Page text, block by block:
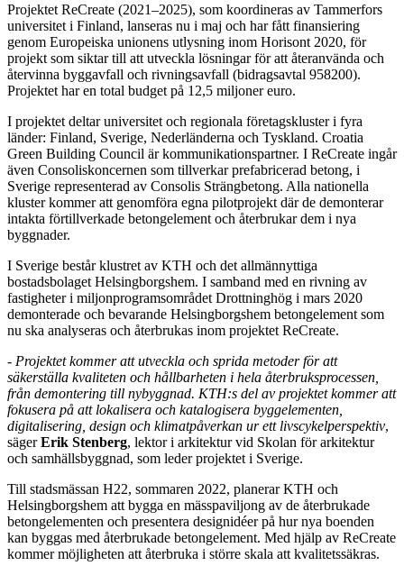
Projektet ReCreate (2021–2025), som koordineras av Tammerfors
universitet i Finland, lanseras nu i maj och har fått finansiering
genom Europeiska unionens utlysning inom Horisont 2020, för
projekt som siktar till att utveckla lösningar för att återanvända och
återvinna byggavfall och rivningsavfall (bidragsavtal 958200).
Projektet har en total budget på 12,5 miljoner euro.
I projektet deltar universitet och regionala företagskluster i fyra
länder: Finland, Sverige, Nederländerna och Tyskland. Croatia
Green Building Council är kommunikationspartner. I ReCreate ingår
även Consoliskoncernen som tillverkar prefabricerad betong, i
Sverige representerad av Consolis Strängbetong. Alla nationella
kluster kommer att genomföra egna pilotprojekt där de demonterar
intakta förtillverkade betongelement och återbrukar dem i nya
byggnader.
I Sverige består klustret av KTH och det allmännyttiga
bostadsbolaget Helsingborgshem. I samband med en rivning av
fastigheter i miljonprogramsområdet Drottninghög i mars 2020
demonterade och bevarande Helsingborgshem betongelement som
nu ska analyseras och återbrukas inom projektet ReCreate.
- Projektet kommer att utveckla och sprida metoder för att
säkerställa kvaliteten och hållbarheten i hela återbruksprocessen,
från demontering till nybyggnad. KTH:s del av projektet kommer att
fokusera på att lokalisera och katalogisera byggelementen,
digitalisering, design och klimatpåverkan ur ett livscykelperspektiv,
sägerErik Stenberg, lektor i arkitektur vid Skolan för arkitektur
och samhällsbyggnad, som leder projektet i Sverige.
Till stadsmässan H22, sommaren 2022, planerar KTH och
Helsingborgshem att bygga en mässpaviljong av de återbrukade
betongelementen och presentera designidéer på hur nya boenden
kan byggas med återbrukade betongelement. Med hjälp av ReCreate
kommer möjligheten att återbruka i större skala att kvalitetssäkras.